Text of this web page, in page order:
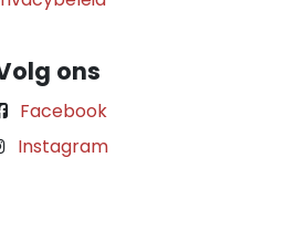
ons
Facebook
Instagram